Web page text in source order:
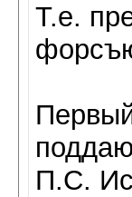
Т.е.
П.С.